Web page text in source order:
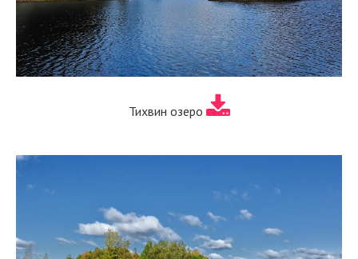
Тихвин озеро